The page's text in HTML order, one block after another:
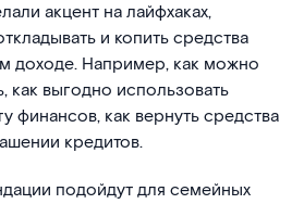
акцент на лайфхаках,
и копить средства
доходе. Например, как можно
как выгодно использовать
финансов, как вернуть средства
кредитов.
подойдут для семейных